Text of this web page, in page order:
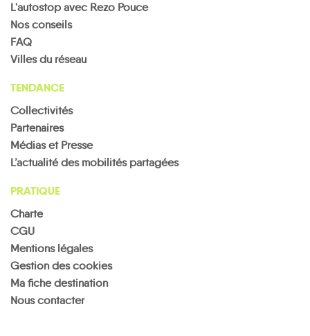
L'autostop avec Rezo Pouce
Nos conseils
FAQ
Villes du réseau
TENDANCE
Collectivités
Partenaires
Médias et Presse
L’actualité des mobilités partagées
PRATIQUE
Charte
CGU
Mentions légales
Gestion des cookies
Ma fiche destination
Nous contacter